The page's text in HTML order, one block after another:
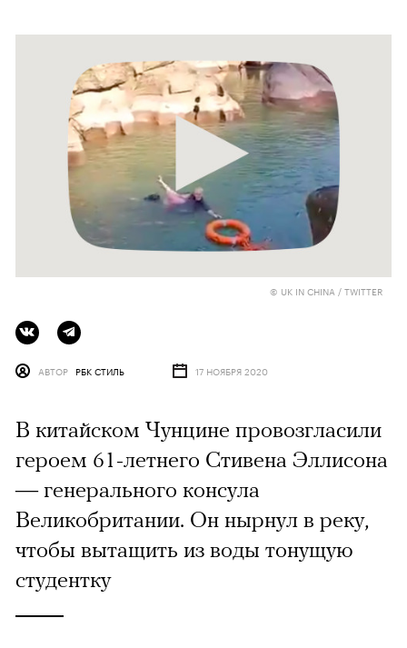
© UK IN CHINA / TWITTER
АВТОР РБК СТИЛЬ 17 НОЯБРЯ 2020
В китайском Чунцине провозгласили
героем 61-летнего Стивена Эллисона
— генерального консула
Великобритании. Он нырнул в реку,
чтобы вытащить из воды тонущую
студентку